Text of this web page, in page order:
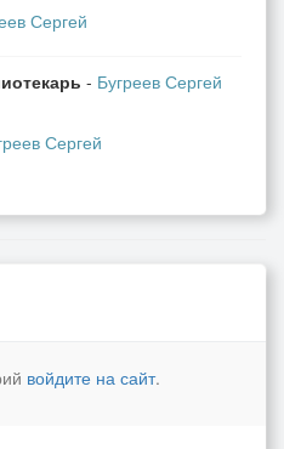
Сергей
- Бугреев Сергей
Сергей
войдите на сайт.